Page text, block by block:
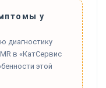
у
диагностику
в «КатСервис
этой